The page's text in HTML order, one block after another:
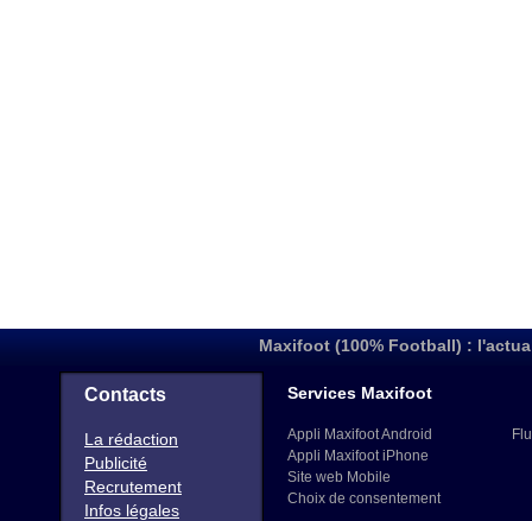
Maxifoot (100% Football) :
Contacts
La rédaction
Publicité
Recrutement
Infos légales
Services Maxifoot
Appli Maxifoot Android
Appli Maxifoot iPhone
Site web Mobile
Choix de consentement